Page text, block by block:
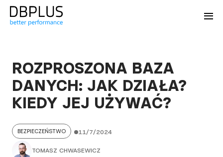
ROZPROSZONA BAZA
DANYCH: JAK DZIAŁA?
KIEDY JEJ UŻYWAĆ?
BEZPIECZEŃSTWO 11/7/2024
TOMASZ CHWASEWICZ